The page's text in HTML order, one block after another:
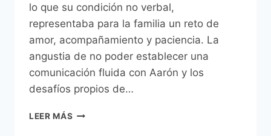
lo que su condición no verbal,
representaba para la familia un reto de
amor, acompañamiento y paciencia. La
angustia de no poder establecer una
comunicación fluida con Aarón y los
desafíos propios de…
LEER MÁS MÁS